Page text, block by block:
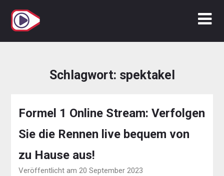
Inhalt
springen
Schlagwort: spektakel
Formel 1 Online Stream: Verfolgen
Sie die Rennen live bequem von
zu Hause aus!
Veröffentlicht am 20 September 2023